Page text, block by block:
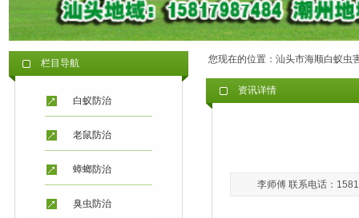
栏目导航
白蚁防治
老鼠防治
蟑螂防治
臭虫防治
您现在的位置： 汕头市海顺白蚁虫
资讯详情
李师傅 联系电话：